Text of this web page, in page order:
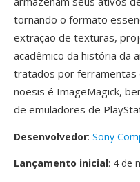
tornando o formato
extração de texturas,
acadêmico da história da
tratados por ferramentas
noesis é ImageMagick,
de emuladores de
Desenvolvedor: Sony
Lançamento inicial: 4 de